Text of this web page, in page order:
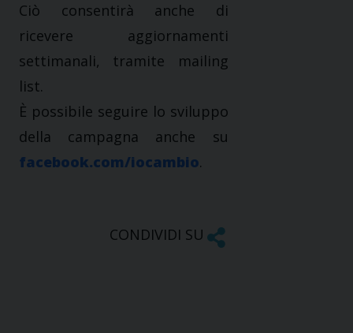
Ciò consentirà anche di
ricevere aggiornamenti
settimanali, tramite mailing
list.
È possibile seguire lo sviluppo
della campagna anche su
facebook.com/iocambio.
CONDIVIDI SU